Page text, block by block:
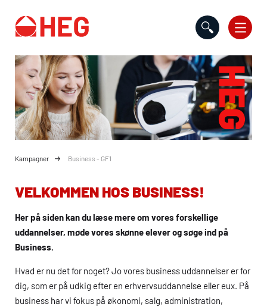
Kampagner Business - GF1
VELKOMMEN HOS BUSINESS!
Her på siden kan du læse mere om vores forskellige
uddannelser, møde vores skønne elever og søge ind på
Business.
Hvad er nu det for noget? Jo vores business uddannelser er for
dig, som er på udkig efter en erhvervsuddannelse ellereux. På
business har vi fokus på økonomi, salg, administration,